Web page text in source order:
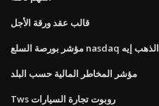
قالب عقد ورقة الأجل
مؤشر بورصة السلع nasdaq الذهب إيه
مؤشر المخاطر المالية حسب البلد
Tws روبوت تجارة السيارات